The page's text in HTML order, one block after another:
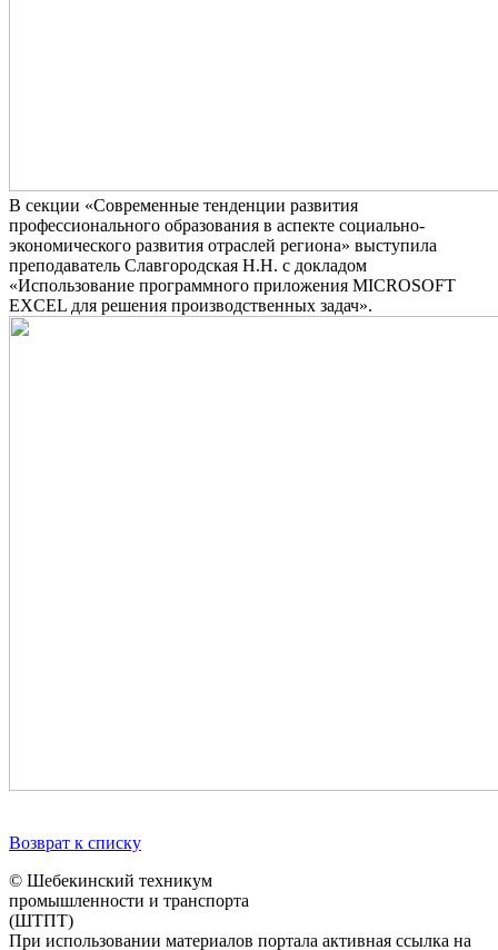
В секции «Современные тенденции развития
профессионального образования в аспекте социально-
экономического развития отраслей региона» выступила
преподаватель Славгородская Н.Н. с докладом
«Использование программного приложения MICROSOFT
EXCEL для решения производственных задач».
Возврат к списку
© Шебекинский техникум
промышленности и транспорта
(ШТПТ)
При использовании материалов портала активная ссылка на